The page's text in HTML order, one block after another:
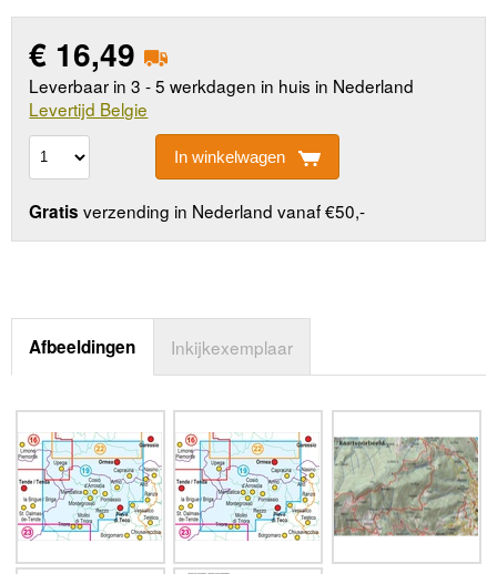
€ 16,49
Leverbaar in 3 - 5 werkdagen in huis in Nederland
Levertijd Belgie
In winkelwagen
Gratis verzending in Nederland vanaf €50,-
Afbeeldingen Inkijkexemplaar